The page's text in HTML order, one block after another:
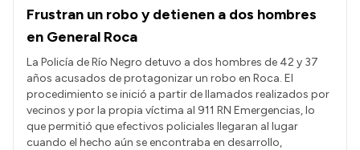
Frustran un robo y detienen a dos hombres
en General Roca
La Policía de Río Negro detuvo a dos hombres de 42 y 37
años acusados de protagonizar un robo en Roca. El
procedimiento se inició a partir de llamados realizados por
vecinos y por la propia víctima al 911 RN Emergencias, lo
que permitió que efectivos policiales llegaran al lugar
cuando el hecho aún se encontraba en desarrollo,